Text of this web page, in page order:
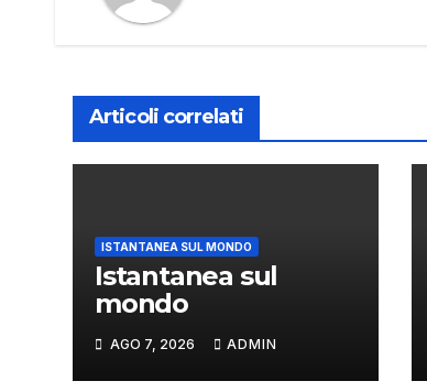
Articoli correlati
ISTANTANEA SUL MONDO
Istantanea sul
mondo
AGO 7, 2026 ADMIN